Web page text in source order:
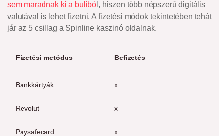
sem maradnak ki a bulibó l, hiszen több népszerű digitális
valutával is lehet fizetni. A fizetési módok tekintetében tehát
jár az 5 csillag a Spinline kaszinó oldalnak.
Fizetési metódus Befizetés
Bankkártyák x
Revolut x
Paysafecard x